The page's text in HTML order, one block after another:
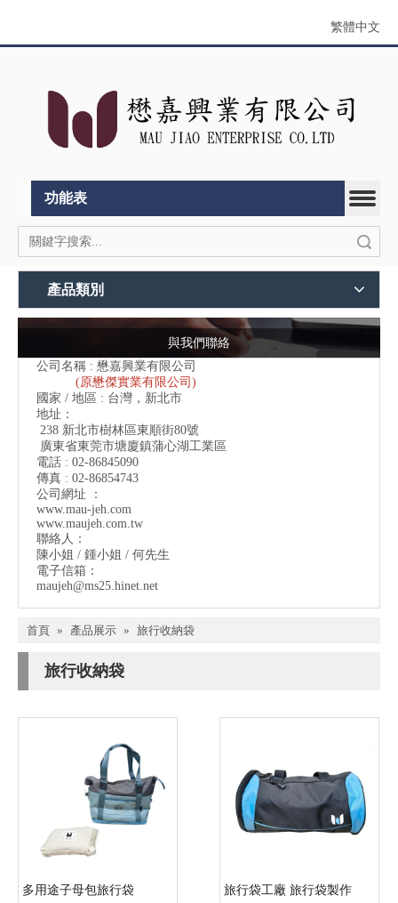
繁體中文
功能表
產品類別
與我們聯絡
公司名稱 : 懋嘉興業有限公司
(原懋傑實業有限公司)
國家 / 地區 : 台灣，新北市
地址：
238 新北市樹林區東順街80號
廣東省東莞市塘廈鎮蒲心湖工業區
電話 : 02-86845090
傳真 : 02-86854743
公司網址 ：
www.mau-jeh.com
www.maujeh.com.tw
聯絡人：
陳小姐 / 鍾小姐 / 何先生
電子信箱：
maujeh@ms25.hinet.net
首頁 » 產品展示 » 旅行收納袋
旅行收納袋
多用途子母包旅行袋 旅行袋工廠 旅行袋製作